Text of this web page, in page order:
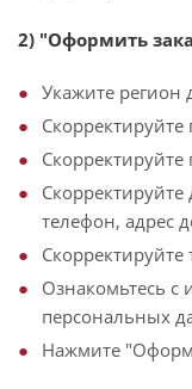
2) "Оформить
Укажите регион
телефон, адрес
Скорректируйте
Ознакомьтесь с
персональных
Нажмите